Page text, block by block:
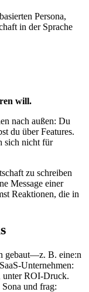
Persona,
in der Sprache
will.
nach außen: Du
du über Features.
sich nicht für
zu schreiben
Message einer
Reaktionen, die in
gebaut—z. B. eine:n
Unternehmen:
unter ROI-Druck.
und frag: